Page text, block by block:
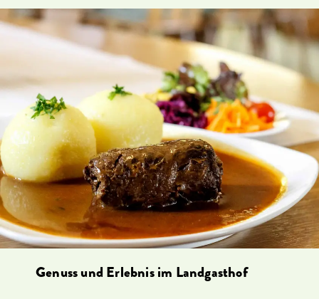
Genuss und Erlebnis im Landgasthof